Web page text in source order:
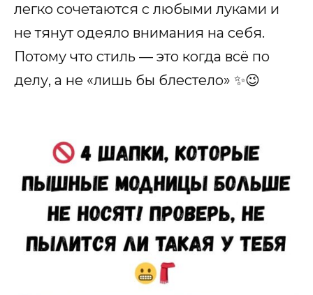
легко сочетаются с любыми луками и
не тянут одеяло внимания на себя.
Потому что стиль — это когда всё по
делу, а не «лишь бы блестело» ✨😉